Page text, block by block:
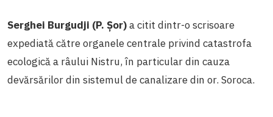
Serghei Burgudji (P. Șor)a citit dintr-o scrisoare
expediată către organele centrale privind catastrofa
ecologică a râului Nistru, în particular din cauza
devărsărilor din sistemul de canalizare din or. Soroca.